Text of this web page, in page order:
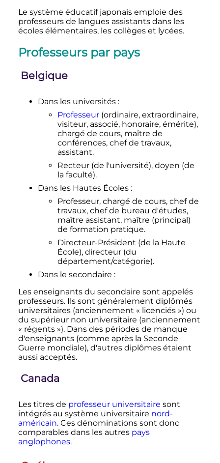
Le système éducatif japonais emploie des
professeurs de langues assistants dans les
écoles élémentaires, les collèges et lycées.
Professeurs par pays
Belgique
Dans les universités :
Professeur(ordinaire, extraordinaire,
visiteur, associé, honoraire, émérite),
chargé de cours, maître de
conférences, chef de travaux,
assistant.
Recteur (de l'université), doyen (de
la faculté).
Dans les Hautes Écoles :
Professeur, chargé de cours, chef de
travaux, chef de bureau d'études,
maître assistant, maître (principal)
de formation pratique.
Directeur-Président (de la Haute
École), directeur (du
département/catégorie).
Dans le secondaire :
Les enseignants du secondaire sont appelés
professeurs. Ils sont généralement diplômés
universitaires (anciennement « licenciés ») ou
du supérieur non universitaire (anciennement
« régents »). Dans des périodes de manque
d'enseignants (comme après la Seconde
Guerre mondiale), d'autres diplômes étaient
aussi acceptés.
Canada
Les titres de professeur universitaire sont
intégrés au système universitaire nord-
américain. Ces dénominations sont donc
comparables dans les autres pays
anglophones.